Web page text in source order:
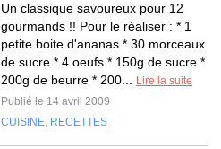
Un classique savoureux pour 12
gourmands !! Pour le réaliser : * 1
petite boite d'ananas * 30 morceaux
de sucre * 4 oeufs * 150g de sucre *
200g de beurre * 200...
Lire la suite
Publié le 14 avril 2009
CUISINE, RECETTES